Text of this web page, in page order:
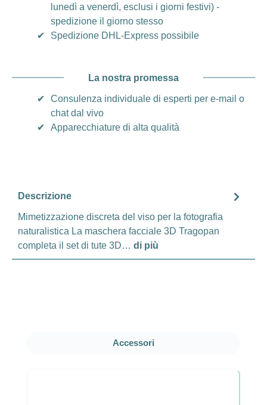
lunedì a venerdì, esclusi i giorni festivi) -
spedizione il giorno stesso
✔
Spedizione DHL-Express possibile
La nostra promessa
✔
Consulenza individuale di esperti per e-mail o
chat dal vivo
✔
Apparecchiature di alta qualità
Descrizione
Mimetizzazione discreta del viso per la fotografia
naturalistica La maschera facciale 3D Tragopan
completa il set di tute 3D… di più
Salta la galleria dei prodotti
Accessori